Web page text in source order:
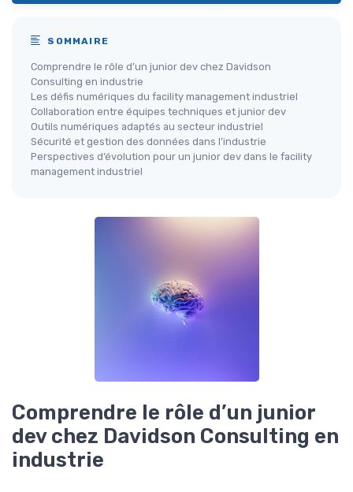
SOMMAIRE
Comprendre le rôle d’un junior dev chez Davidson
Consulting en industrie
Les défis numériques du facility management industriel
Collaboration entre équipes techniques et junior dev
Outils numériques adaptés au secteur industriel
Sécurité et gestion des données dans l’industrie
Perspectives d’évolution pour un junior dev dans le facility
management industriel
Comprendre le rôle d’un junior
dev chez Davidson Consulting en
industrie